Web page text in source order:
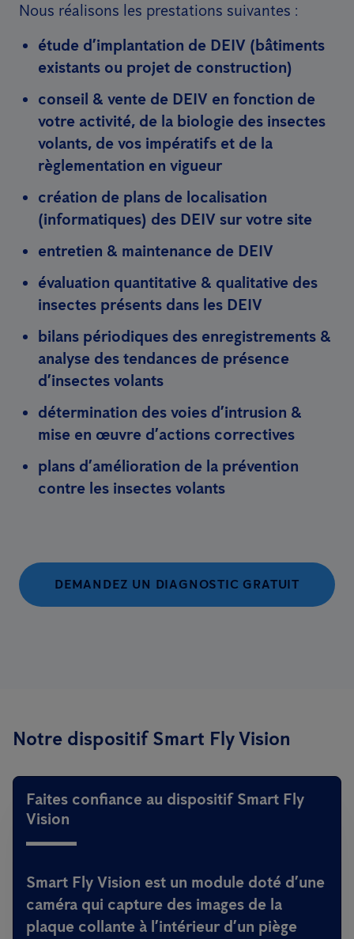
Nous réalisons les prestations suivantes :
étude d’implantation de DEIV (bâtiments
existants ou projet de construction)
conseil & vente de DEIV en fonction de
votre activité, de la biologie des insectes
volants, de vos impératifs et de la
règlementation en vigueur
création de plans de localisation
(informatiques) des DEIV sur votre site
entretien & maintenance de DEIV
évaluation quantitative & qualitative des
insectes présents dans les DEIV
bilans périodiques des enregistrements &
analyse des tendances de présence
d’insectes volants
détermination des voies d’intrusion &
mise en œuvre d’actions correctives
plans d’amélioration de la prévention
contre les insectes volants
DEMANDEZ UN DIAGNOSTIC GRATUIT
Notre dispositif Smart Fly Vision
Faites confiance au dispositif Smart Fly
Vision
Smart Fly Vision est un module doté d’une
caméra qui capture des images de la
plaque collante à l’intérieur d’un piège